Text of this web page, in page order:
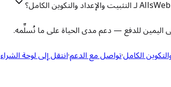
اليمين للدفع — دعم مدى الحياة على ما نُسلِّمه.
الكامل·تواصل مع الدعم·انتقل إلى لوحة الشراء